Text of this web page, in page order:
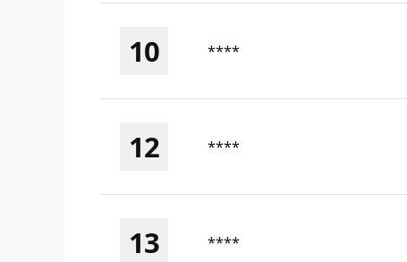
10 ****
12 ****
13 ****